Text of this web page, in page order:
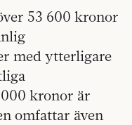
53 600 kronor
med ytterligare
kronor är
omfattar även